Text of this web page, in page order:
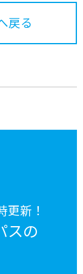
戻る
更新！
スの